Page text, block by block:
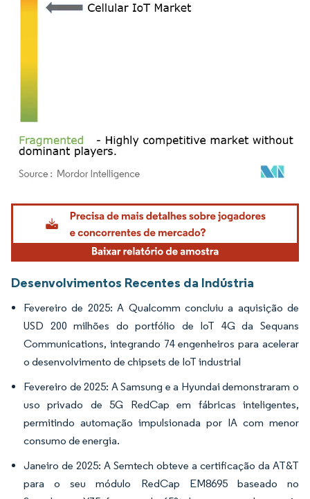
Imagem © Mordor Intelligence. O reuso requer atribuição conforme CC BY 4.0.
Desenvolvimentos Recentes da Indústria
Fevereiro de 2025: A Qualcomm concluiu a aquisição de
USD 200 milhões do portfólio de IoT 4G da Sequans
Communications, integrando 74 engenheiros para acelerar
o desenvolvimento de chipsets de IoT industrial
Fevereiro de 2025: A Samsung e a Hyundai demonstraram o
uso privado de 5G RedCap em fábricas inteligentes,
permitindo automação impulsionada por IA com menor
consumo de energia.
Janeiro de 2025: A Semtech obteve a certificação da AT&T
para o seu módulo RedCap EM8695 baseado no